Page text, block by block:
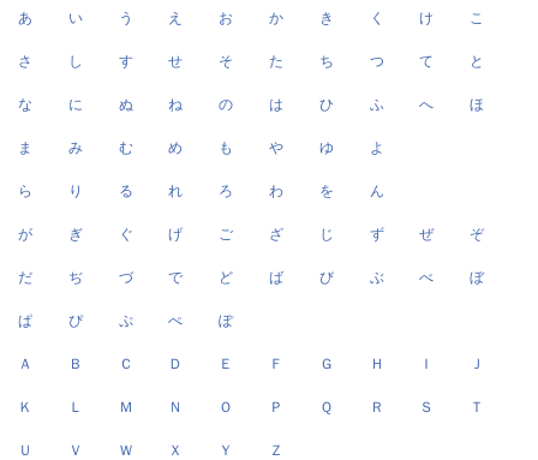
あ い う え お か き く け こ
さ し す せ そ た ち つ て と
な に ぬ ね の は ひ ふ へ ほ
ま み む め も や ゆ よ
ら り る れ ろ わ を ん
が ぎ ぐ げ ご ざ じ ず ぜ ぞ
だ ぢ づ で ど ば び ぶ べ ぼ
ぱ ぴ ぷ ぺ ぽ
Ａ Ｂ Ｃ Ｄ Ｅ Ｆ Ｇ Ｈ Ｉ Ｊ
Ｋ Ｌ Ｍ Ｎ Ｏ Ｐ Ｑ Ｒ Ｓ Ｔ
Ｕ Ｖ Ｗ Ｘ Ｙ Ｚ